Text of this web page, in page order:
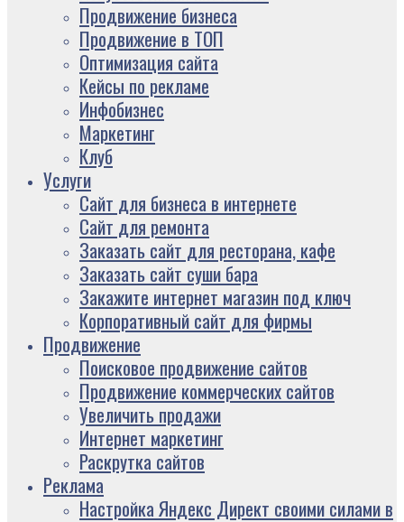
Продвижение бизнеса
Продвижение в ТОП
Оптимизация сайта
Кейсы по рекламе
Инфобизнес
Маркетинг
Клуб
Услуги
Сайт для бизнеса в интернете
Сайт для ремонта
Заказать сайт для ресторана, кафе
Заказать сайт суши бара
Закажите интернет магазин под ключ
Корпоративный сайт для фирмы
Продвижение
Поисковое продвижение сайтов
Продвижение коммерческих сайтов
Увеличить продажи
Интернет маркетинг
Раскрутка сайтов
Реклама
Настройка Яндекс Директ своими силами в